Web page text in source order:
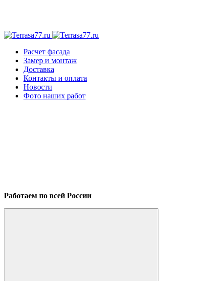
Расчет фасада
Замер и монтаж
Доставка
Контакты и оплата
Новости
Фото наших работ
Работаем по всей России